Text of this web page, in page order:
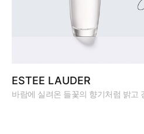
ESTEE LAUDER
바람에 실려온 들꽃의 향기처럼 밝고